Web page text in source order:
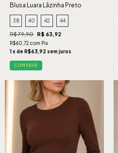
Blusa Luara Lãzinha Preto
38 40 42 44
R$ 79,90 R$ 63,92
R$60,72 com Pix
1 x de R$63,92 sem juros
COMPRAR